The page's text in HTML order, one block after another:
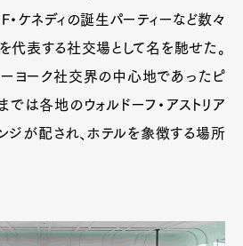
・ケネディの誕生パーティーなど数々
代表する社交場として名を馳せた。
ヨーク社交界の中心地であったピ
では各地のウォルドーフ・アストリア
ジが配され、ホテルを象徴する場所